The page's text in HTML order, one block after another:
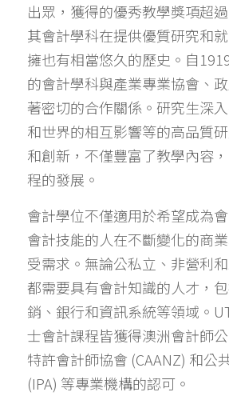
預約諮詢
出眾，獲得的優秀教學獎項超
其會計學科在提供優質研究和
擁也有相當悠久的歷史。自
的會計學科與產業專業協會、
著密切的合作關係。研究生深
和世界的相互影響等的高品質
和創新，不僅豐富了教學內容
程的發展。
會計學位不僅適用於希望成為
會計技能的人在不斷變化的商
受需求。無論公私立、非營利
都需要具有會計知識的人才，
銷、銀行和資訊系統等領域。
士會計課程皆獲得澳洲會計師
特許會計師協會 (CAANZ) 和公
(IPA) 等專業機構的認可。